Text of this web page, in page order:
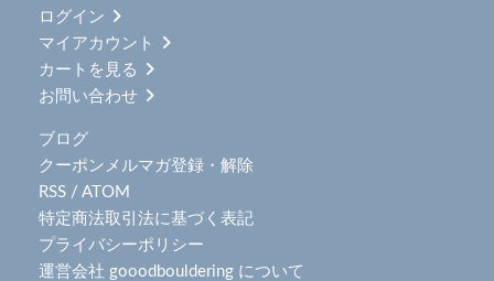
ログイン
マイアカウント
カートを見る
お問い合わせ
ブログ
クーポンメルマガ登録・解除
RSS / ATOM
特定商法取引法に基づく表記
プライバシーポリシー
運営会社 gooodbouldering について